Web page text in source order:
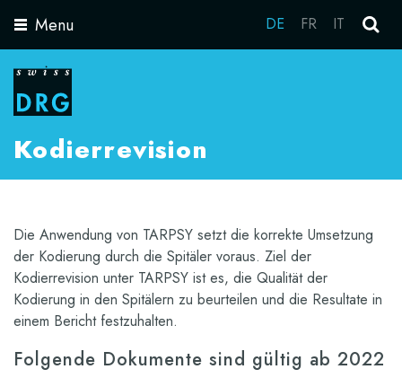
Toggle
Menu DE FR IT
Kodierrevision
Die Anwendung von TARPSY setzt die korrekte Umsetzung
der Kodierung durch die Spitäler voraus. Ziel der
Kodierrevision unter TARPSY ist es, die Qualität der
Kodierung in den Spitälern zu beurteilen und die Resultate in
einem Bericht festzuhalten.
Folgende Dokumente sind gültig ab 2022